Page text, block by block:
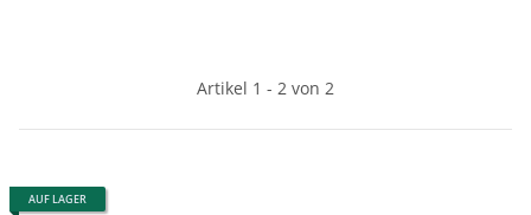
Artikel 1 - 2 von 2
AUF LAGER